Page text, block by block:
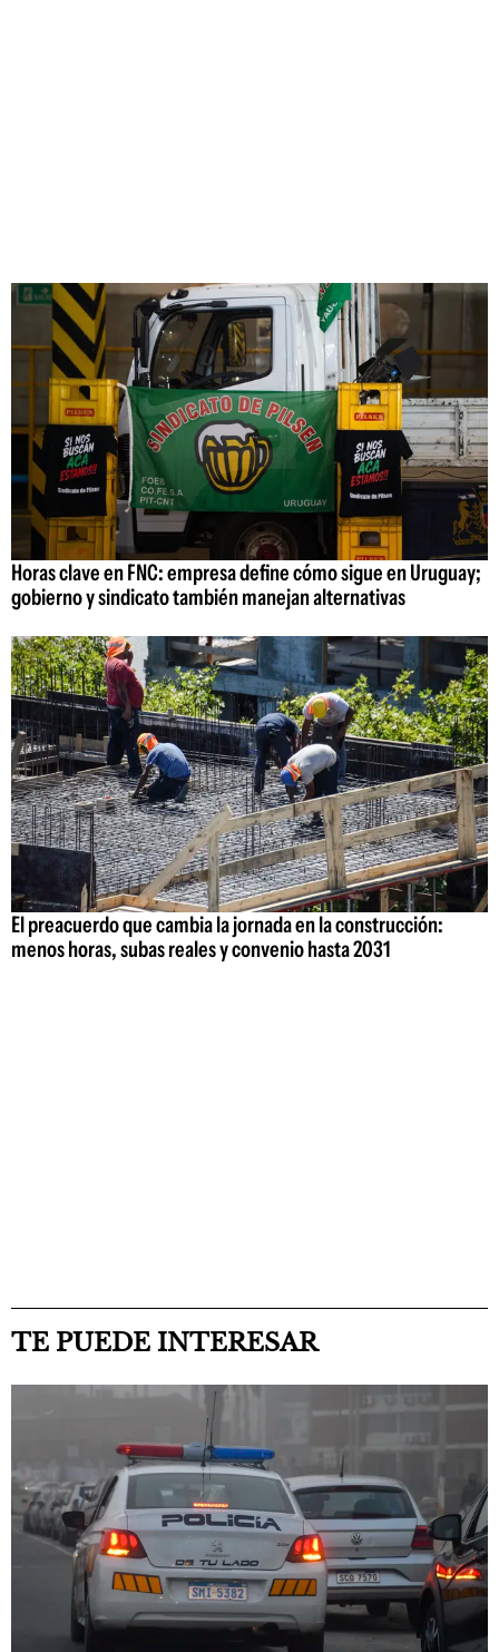
Horas clave en FNC: empresa define cómo sigue en Uruguay;
gobierno y sindicato también manejan alternativas
El preacuerdo que cambia la jornada en la construcción:
menos horas, subas reales y convenio hasta 2031
TE PUEDE INTERESAR